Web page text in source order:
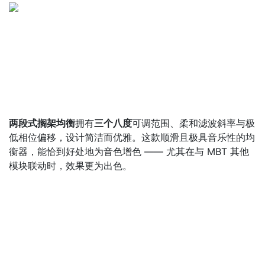
两段式搁架均衡拥有三个八度可调范围、柔和滤波斜率与极
低相位偏移，设计简洁而优雅。这款顺滑且极具音乐性的均
衡器，能恰到好处地为音色增色 —— 尤其在与 MBT 其他
模块联动时，效果更为出色。